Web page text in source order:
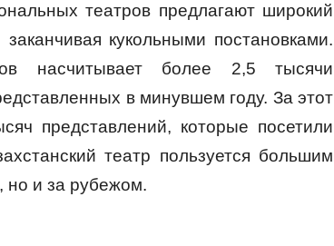
театров предлагают широкий
кукольными постановками.
насчитывает более 2,5 тысячи
в минувшем году. За этот
представлений, которые посетили
театр пользуется большим
но и за рубежом.